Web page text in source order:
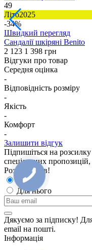
49
Літо2025
-34%
Швидкий перегляд
Сандалії шкіряні Benito
2 123 1 398 грн
Відгуки про товар
Середня оцінка
-
Відповідність розміру
-
Якість
-
Комфорт
-
Залишити відгук
Підпишіться на
спеціальних
Розпродажiв!
Для неї
Для нього
Дякуємо за підписку!
email на пошті.
Інформація